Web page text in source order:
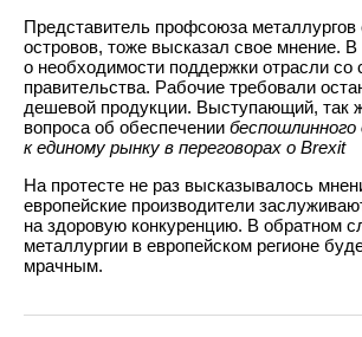
Представитель профсоюза металлургов
островов, тоже высказал свое мнение. В
о необходимости поддержки отрасли со
правительства. Рабочие требовали
дешевой продукции. Выступающий, так
вопроса об обеспечении
к единому рынку в переговорах о Brexit
На протесте не раз высказывалось
европейские производители
на здоровую конкуренцию. В обратном
металлургии в европейском регионе
мрачным.